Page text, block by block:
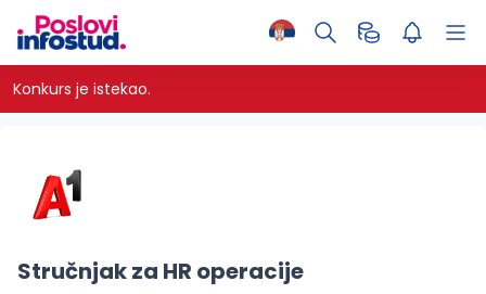
Konkurs je istekao.
Stručnjak za HR operacije